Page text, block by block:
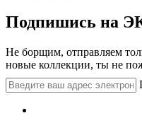
Подпишись на
Не борщим, отправляем
новые коллекции, ты не